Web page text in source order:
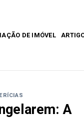
DE IMÓVEL
A